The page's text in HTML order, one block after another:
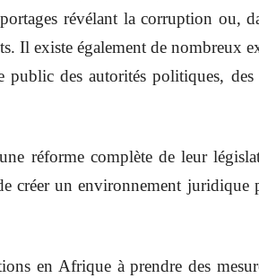
révélant la corruption ou,
Il existe également de nombreux
des autorités politiques,
réforme complète de leur
créer un environnement juridique
en Afrique à prendre des